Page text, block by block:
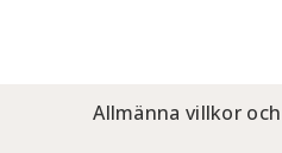
Allmänna villkor